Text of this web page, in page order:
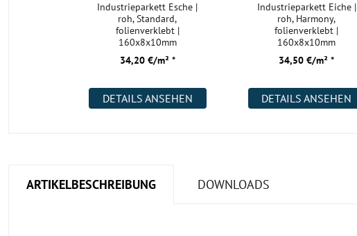
Industrieparkett Esche |
roh, Standard,
folienverklebt |
160x8x10mm
34,20 €/m² *
DETAILS ANSEHEN
Industrieparkett Eiche |
roh, Harmony,
folienverklebt |
160x8x10mm
34,50 €/m² *
DETAILS ANSEHEN
ARTIKELBESCHREIBUNG DOWNLOADS